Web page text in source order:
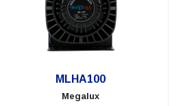
MLHA100
Megalux